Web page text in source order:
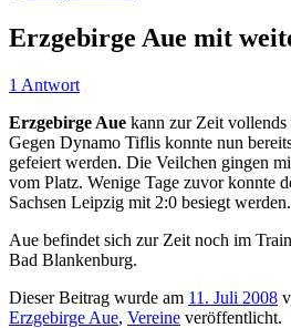
Erzgebirge Aue mit
1 Antwort
Erzgebirge Aue kann zur Zeit vollends
Gegen Dynamo Tiflis konnte nun
gefeiert werden. Die Veilchen gingen
vom Platz. Wenige Tage zuvor konnte
Sachsen Leipzig mit 2:0 besiegt werden.
Aue befindet sich zur Zeit noch im
Bad Blankenburg.
Dieser Beitrag wurde am 11. Juli 2008
Erzgebirge Aue, Vereine veröffentlicht.